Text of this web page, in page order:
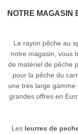
NOTRE MAGASIN
Le rayon pêche au
notre magasin, vous
de matériel de pêche
pour la pêche du
une très large
grandes offres en
Les leurres de